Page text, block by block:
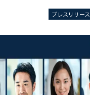
プレスリリース